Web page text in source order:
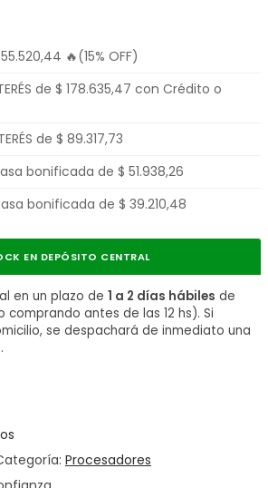
🔥(15% OFF)
de $ 178.635,47 con Crédito o
de $ 89.317,73
bonificada de $ 51.938,26
bonificada de $ 39.210,48
EN DEPÓSITO CENTRAL
en un plazo de 1 a 2 días hábiles de
comprando antes de las 12 hs). Si
se despachará de inmediato una
Procesadores